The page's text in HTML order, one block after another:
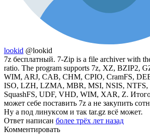
lookid @lookid
7z бесплатный. 7-Zip is a file archiver with
ratio. The program supports 7z, XZ, BZIP2,
WIM, ARJ, CAB, CHM, CPIO, CramFS,
ISO, LZH, LZMA, MBR, MSI, NSIS, NTFS,
SquashFS, UDF, VHD, WIM, XAR, Z.
может себе поставить 7z а не закупить
Ну а под линуксом и так tar.gz всё может.
Ответ написан более трёх лет назад
Комментировать